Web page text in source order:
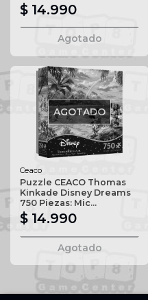
$ 14.990
Agotado
AGOTADO
Ceaco
Puzzle CEACO Thomas
Kinkade Disney Dreams
750 Piezas: Mic...
$ 14.990
Agotado